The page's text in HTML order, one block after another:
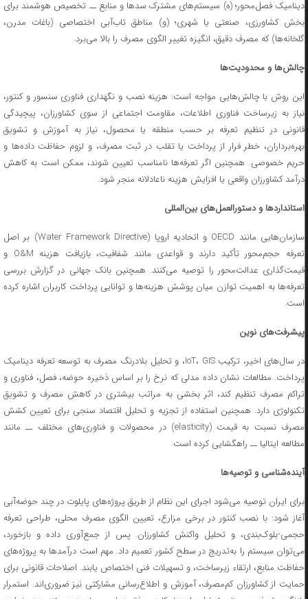
دینامیک فصل‌محور؛ (ه) سیستم‌های مشترک سدها و منابع ــ تخصیص هوشمند برای
بخش کشاورزی، صنعتی یا شهری؛ (و) مناطق تاب‌آبی اختصاصی (باغات مدرن،
گلخانه‌ها) که مصرف دقیق، انگیزه تغییر الگوی مصرف را بالا می‌برد.
چالش‌ها و محدودیت‌ها
این روش با چالش‌هایی مواجه است: هزینه نصب و نگهداری فناوری سنسور و کنتور،
نیاز به زیرساخت فناوری اطلاعات، مقاومت اجتماعی از سوی کشاورزان، پیچیدگی
قانونی در تنظیم تعرفه بر حسب منطقه یا محصول، نیاز به آموزش و تشویق
بهره‌برداران، خطر فرار از پرداخت یا تقلب در ثبت مصرف، و لزوم حفاظت داده‌ها و
حریم خصوصی. همچنین اگر تعرفه‌ها نامناسب تعیین شوند، ممکن است به کاهش
درآمد کشاورزان واقعی یا افزایش هزینه ناعادلانه منجر شود.
استانداردها و دستورالعمل‌های بین‌المللی
سازمان‌هایی مانند OECD و اتحادیه اروپا (Water Framework Directive) بر اصل
تعرفه حجم‌محور تأکید دارند و قواعدی مانند شفافیت، بازیافت هزینه O&M و
قیمت‌گذاری عدالت‌محور را توصیه می‌کنند. همچنین بانک جهانی در گزارش بررسی
تعرفه‌ها به اهمیت توازن میان پوشش هزینه‌ها و توانایی پرداخت کاربران اشاره کرده
است.
پیشرفت‌های نوین
در سال‌های اخیر، ترکیب IoT، GIS، و تحلیل بلادرنگ مصرف به توسعه تعرفه دینامیک
پرداخت. مطالعات نشان داده مدلی که نرخ را بر اساس ذخیره حوضه، فصل، فناوری و
تراکم مصرف تنظیم کند، اثر بخشی به مراتب بیشتری در کاهش مصرف و تشویق
تکنولوژی دارد. همچنین استفاده از تجزیه و تحلیل اقتصاد سنجی برای تعیین کشش
مصرف نسبت به قیمت (elasticity) در محصولات و فناوری‌های مختلف ــ مانند
مطالعه ایتالیا ــ راهگشایی کرده است.
آینده‌شناسی و توصیه‌ها
برای ایران توصیه می‌شود اجرای این نظام از طریق پروژه‌های پایلوت در چند حوضه‌آبی
آغاز شود: با نصب کنتور در برخی مزارع، تعیین الگوی مصرف محلی، طراحی تعرفه
حجمی-بلوک‌بندی، و تحلیل واکنش کشاورزان. پس از جمع‌آوری داده و بازخورد،
می‌توان سیستم را به‌تدریج در سطح کشور تعمیم داد. مهم است درآمدها به پروژه‌های
حفاظت منابع، ارتقاء زیرساخت، و تسهیلات فنی اختصاص یابند. اصلاحات قانونی برای
حمایت از کشاورزان کم‌مصرف، آموزش و اطلاع‌رسانی مشارکتی نیز ضروری‌اند. استمرار